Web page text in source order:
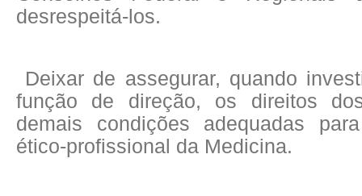
desrespeitá-los.
Deixar de assegurar, quando
função de direção, os direitos
demais condições adequadas
ético-profissional da Medicina.